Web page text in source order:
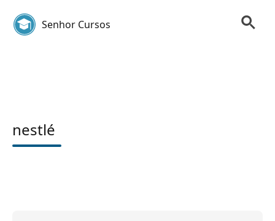
Senhor Cursos
nestlé